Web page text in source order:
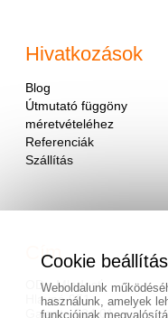
Hivatkozások
Blog
Útmutató függöny
méretvételéhez
Referenciák
Szállítás
Cím
OD - Mladosť
Hlavná 951
Galanta 924 01
Cookie
Weboldalunk
használunk, amelyek
funkcióinak